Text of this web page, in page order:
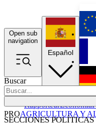
Open sub
navigation
Buscar
SECCIONES POLÍTICAS
RapporteurEconomía
Español
PROAGRICULTURA Y